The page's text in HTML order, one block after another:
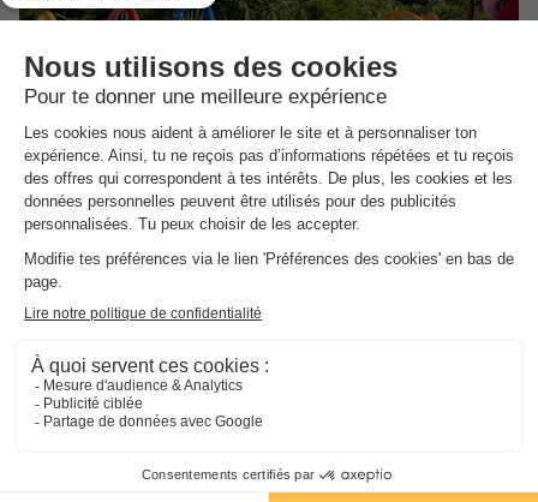
Camping Bi Village ★★★★
Istrie, Pula
3.6 10.0 Sublime
TENTE TOILE ET BOIS 5 personnes
Du 20 au 27 sept., 7 nuits, à partir de
aquatique en Croatie